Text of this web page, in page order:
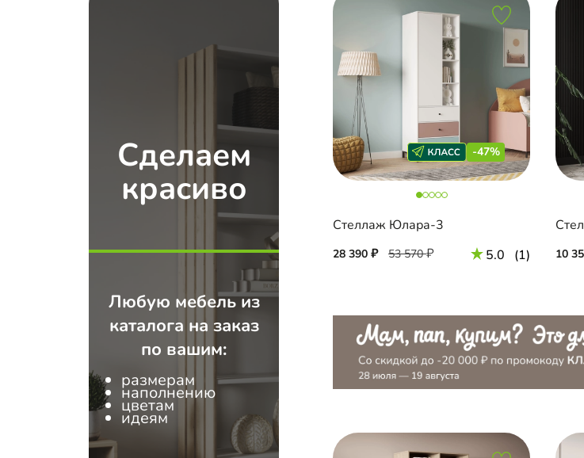
Сделаем
красиво
Любую мебель из
каталога на заказ
по вашим:
размерам
наполнению
цветам
идеям
-47%
Стеллаж Юлара-3
28 390 53 570 5.0 (1) 10